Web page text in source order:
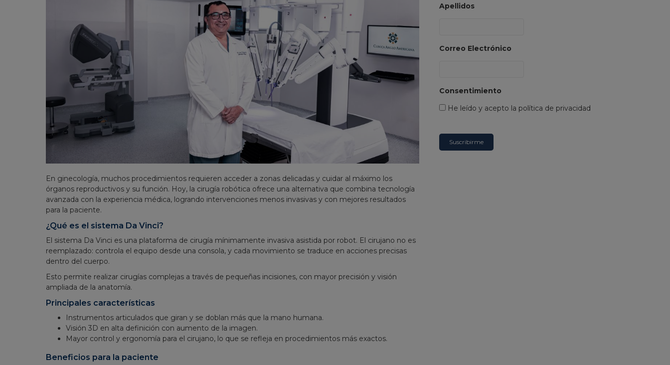
En ginecología, muchos procedimientos requieren acceder a zonas delicadas y cuidar al máximo los
órganos reproductivos y su función. Hoy, la cirugía robótica ofrece una alternativa que combina tecnología
avanzada con la experiencia médica, logrando intervenciones menos invasivas y con mejores resultados
para la paciente.
¿Qué es el sistema Da Vinci?
El sistema Da Vinci es una plataforma de cirugía mínimamente invasiva asistida por robot. El cirujano no es
reemplazado: controla el equipo desde una consola, y cada movimiento se traduce en acciones precisas
dentro del cuerpo.
Esto permite realizar cirugías complejas a través de pequeñas incisiones, con mayor precisión y visión
ampliada de la anatomía.
Principales características
Instrumentos articulados que giran y se doblan más que la mano humana.
Visión 3D en alta definición con aumento de la imagen.
Mayor control y ergonomía para el cirujano, lo que se refleja en procedimientos más exactos.
Beneficios para la paciente
Apellidos
Correo Electrónico
Consentimiento
He leído y acepto la política de privacidad